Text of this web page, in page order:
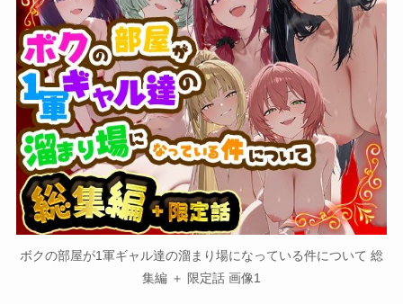
ボクの部屋が1軍ギャル達の溜まり場になっている件について 総
集編 ＋ 限定話 画像1